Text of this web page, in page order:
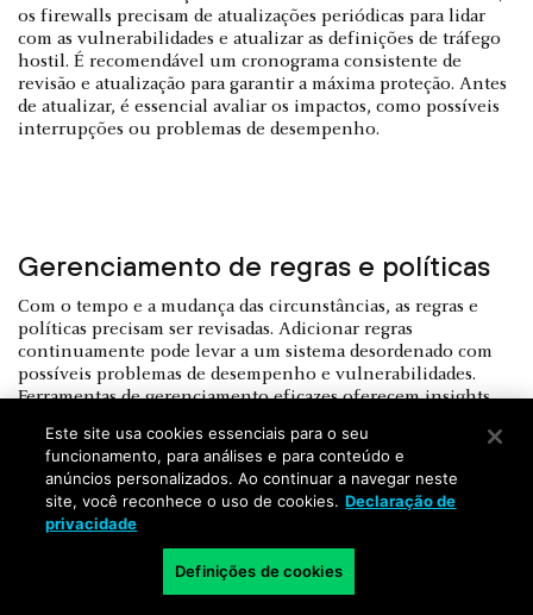
os firewalls precisam de atualizações periódicas para lidar
com as vulnerabilidades e atualizar as definições de tráfego
hostil. É recomendável um cronograma consistente de
revisão e atualização para garantir a máxima proteção. Antes
de atualizar, é essencial avaliar os impactos, como possíveis
interrupções ou problemas de desempenho.
Gerenciamento de regras e políticas
Com o tempo e a mudança das circunstâncias, as regras e
políticas precisam ser revisadas. Adicionar regras
continuamente pode levar a um sistema desordenado com
possíveis problemas de desempenho e vulnerabilidades.
Ferramentas de gerenciamento eficazes oferecem insights
otimização.
Prevenção de falsos positivos
Este site usa cookies essenciais para o seu
funcionamento, para análises e para conteúdo e
anúncios personalizados. Ao continuar a navegar neste
site, você reconhece o uso de cookies. Declaração de
privacidade
Definições de cookies